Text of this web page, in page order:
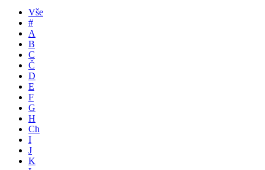
Vše
#
A
B
C
Č
D
E
F
G
H
Ch
I
J
K